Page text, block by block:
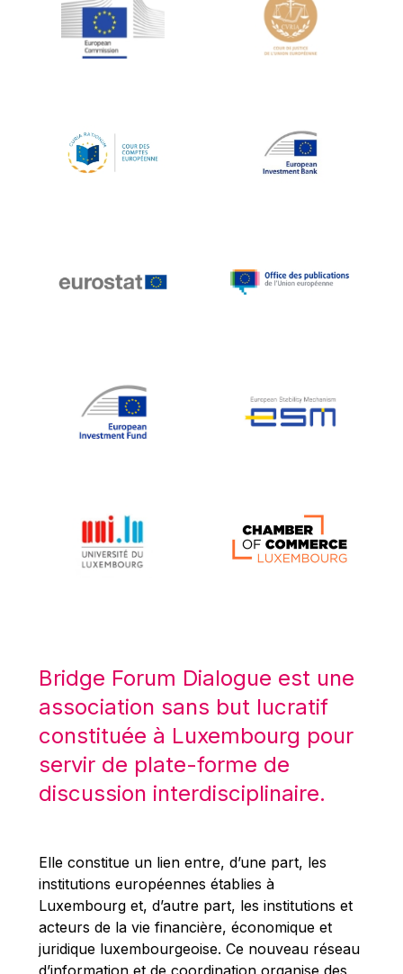
Jean-Louis Schiltz
Jean-Victor Louis
Johnny Åkerholm
Katharien L.C. Hunt
Klaus-Heiner Lehne
Koen LENAERTS
Lars Heikensten
Lucas Papademos
Máire Geoghegan-Quinn
Mario Centeno
Mario Monti
Maroš ŠEFČOVIČ
Martin Bailey
Martine Reicherts
Michael Sohlman
Michel Goedert
Mireille Delmas-Marty
Nobuo Tanaka
Bridge Forum Dialogue est une
association sans but lucratif
constituée à Luxembourg pour
servir de plate-forme de
discussion interdisciplinaire.
Elle constitue un lien entre, d’une part, les
institutions européennes établies à
Luxembourg et, d’autre part, les institutions et
acteurs de la vie financière, économique et
juridique luxembourgeoise. Ce nouveau réseau